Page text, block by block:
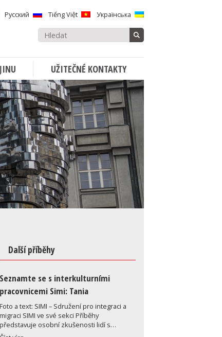
Русский Tiếng Việt Українська
UŽITEČNÉ KONTAKTY
Další příběhy
Seznamte se s interkulturními
pracovnicemi Simi: Tania
Foto a text: SIMI – Sdružení pro integraci a
migraci SIMI ve své sekci Příběhy
představuje osobní zkušenosti lidí s…